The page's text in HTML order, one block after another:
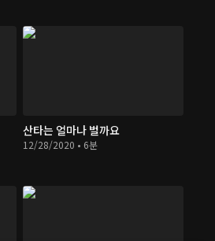
산타는 얼마나 벌까요
12/28/2020 • 6분